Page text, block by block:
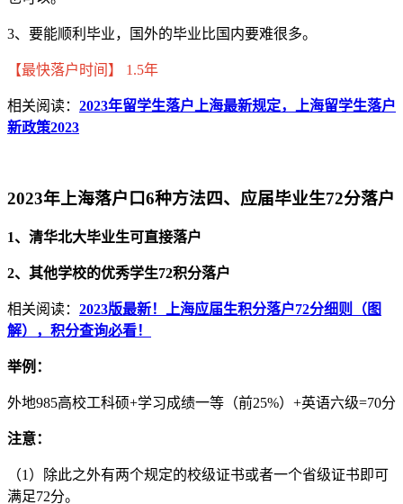
3、要能顺利毕业，国外的毕业比国内要难很多。
【最快落户时间】 1.5年
相关阅读： 2023年留学生落户上海最新规定，上海留学生落户
新政策2023
2023年上海落户口6种方法四、应届毕业生72分落户
1、清华北大毕业生可直接落户
2、其他学校的优秀学生72积分落户
相关阅读： 2023版最新！上海应届生积分落户72分细则（图
解），积分查询必看！
举例：
外地985高校工科硕+学习成绩一等（前25%）+英语六级=70分
注意：
（1）除此之外有两个规定的校级证书或者一个省级证书即可
满足72分。